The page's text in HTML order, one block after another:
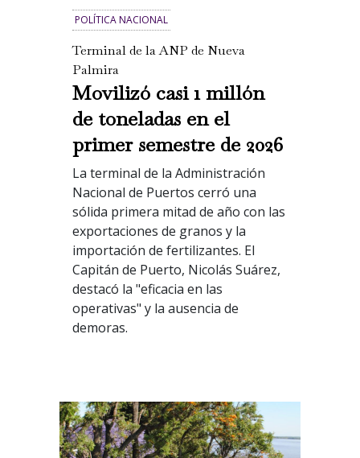
POLÍTICA NACIONAL
Terminal de la ANP de Nueva
Palmira
Movilizó casi 1 millón
de toneladas en el
primer semestre de 2026
La terminal de la Administración
Nacional de Puertos cerró una
sólida primera mitad de año con las
exportaciones de granos y la
importación de fertilizantes. El
Capitán de Puerto, Nicolás Suárez,
destacó la "eficacia en las
operativas" y la ausencia de
demoras.